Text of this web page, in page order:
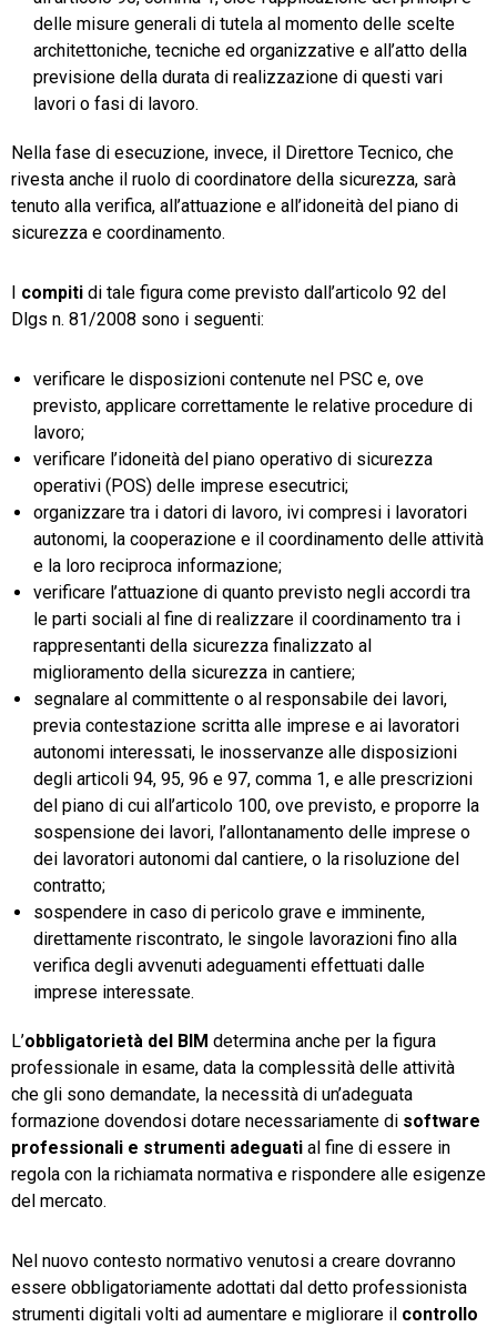
delle misure generali di tutela al momento delle scelte
architettoniche, tecniche ed organizzative e all’atto della
previsione della durata di realizzazione di questi vari
lavori o fasi di lavoro.
Nella fase di esecuzione, invece, il Direttore Tecnico, che
rivesta anche il ruolo di coordinatore della sicurezza, sarà
tenuto alla verifica, all’attuazione e all’idoneità del piano di
sicurezza e coordinamento.
compiti di tale figura come previsto dall’articolo 92 del
Dlgs n. 81/2008 sono i seguenti:
verificare le disposizioni contenute nel PSC e, ove
previsto, applicare correttamente le relative procedure di
lavoro;
verificare l’idoneità del piano operativo di sicurezza
operativi (POS) delle imprese esecutrici;
organizzare tra i datori di lavoro, ivi compresi i lavoratori
autonomi, la cooperazione e il coordinamento delle attività
e la loro reciproca informazione;
verificare l’attuazione di quanto previsto negli accordi tra
le parti sociali al fine di realizzare il coordinamento tra i
rappresentanti della sicurezza finalizzato al
miglioramento della sicurezza in cantiere;
segnalare al committente o al responsabile dei lavori,
previa contestazione scritta alle imprese e ai lavoratori
autonomi interessati, le inosservanze alle disposizioni
degli articoli 94, 95, 96 e 97, comma 1, e alle prescrizioni
del piano di cui all’articolo 100, ove previsto, e proporre la
sospensione dei lavori, l’allontanamento delle imprese o
dei lavoratori autonomi dal cantiere, o la risoluzione del
contratto;
sospendere in caso di pericolo grave e imminente,
direttamente riscontrato, le singole lavorazioni fino alla
verifica degli avvenuti adeguamenti effettuati dalle
imprese interessate.
L’obbligatorietà del BIM determina anche per la figura
professionale in esame, data la complessità delle attività
che gli sono demandate, la necessità di un’adeguata
formazione dovendosi dotare necessariamente di software
professionali e strumenti adeguati al fine di essere in
regola con la richiamata normativa e rispondere alle esigenze
del mercato.
Nel nuovo contesto normativo venutosi a creare dovranno
essere obbligatoriamente adottati dal detto professionista
strumenti digitali volti ad aumentare e migliorare il controllo